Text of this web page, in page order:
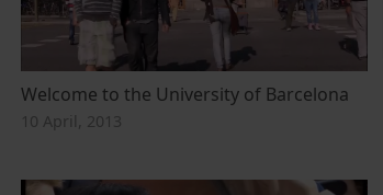
Welcome to the University of Barcelona
10 April, 2013